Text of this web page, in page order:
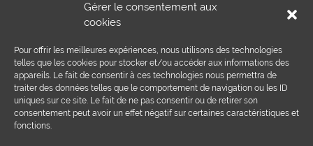
Gérer le consentement aux
cookies
Pour offrir les meilleures expériences, nous utilisons des technologies
telles que les cookies pour stocker et/ou accéder aux informations des
appareils. Le fait de consentir à ces technologies nous permettra de
traiter des données telles que le comportement de navigation ou les ID
uniques sur ce site. Le fait de ne pas consentir ou de retirer son
consentement peut avoir un effet négatif sur certaines caractéristiques et
fonctions.
1950 Sion
Tél : 027 203 32 02
Fax : 027 203 32 68
info@delgenio.ch